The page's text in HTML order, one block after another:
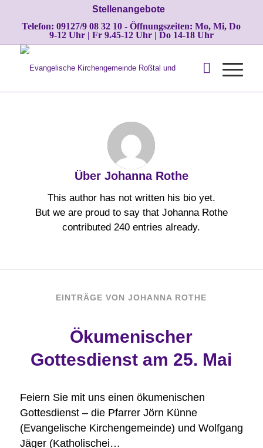
Stellenangebote
Telefon: 09127/9 08 32 10 - Öffnungszeiten: Mo, Mi, Do
9-12 Uhr | Fr 9.45-12 Uhr | Do 14-18 Uhr
Über Johanna Rothe
This author has not written his bio yet.
But we are proud to say that Johanna Rothe
contributed 240 entries already.
EINTRÄGE VON JOHANNA ROTHE
Ökumenischer
Gottesdienst am 25. Mai
Feiern Sie mit uns einen ökumenischen
Gottesdienst – die Pfarrer Jörn Künne
(Evangelische Kirchengemeinde) und Wolfgang
Jäger (Katholischei…